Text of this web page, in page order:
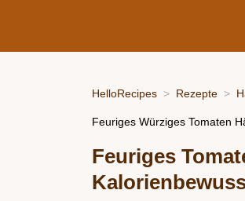
HelloRecipes Rezepte
Feuriges Würziges Tomaten
Feuriges